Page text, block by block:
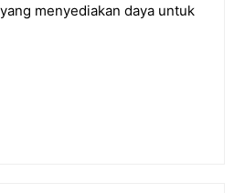
menyediakan daya untuk